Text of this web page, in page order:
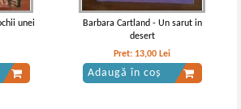
unei
Barbara Cartland - Un sarut in
desert
Pret: 13,00 Lei
Adaugă în coș